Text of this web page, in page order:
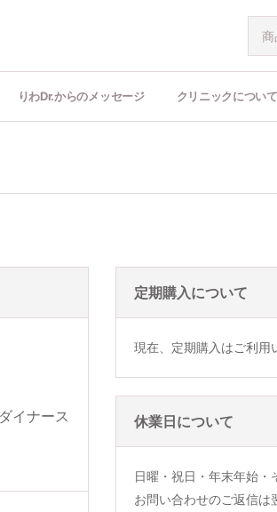
りわDr.からのメッセージ クリニックについて
定期購入について
現在、定期購入はご利用
休業日について
日曜・祝日・年末年始
お問い合わせのご返信は